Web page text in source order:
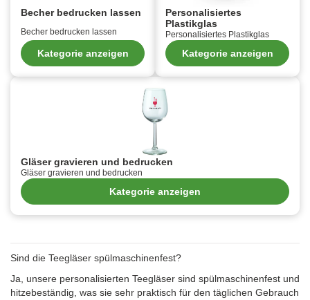
Becher bedrucken lassen
Becher bedrucken lassen
Kategorie anzeigen
Personalisiertes
Plastikglas
Personalisiertes Plastikglas
Kategorie anzeigen
Gläser gravieren und bedrucken
Gläser gravieren und bedrucken
Kategorie anzeigen
Sind die Teegläser spülmaschinenfest?
Ja, unsere personalisierten Teegläser sind spülmaschinenfest und
hitzebeständig, was sie sehr praktisch für den täglichen Gebrauch